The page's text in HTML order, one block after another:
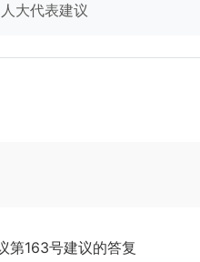
人大代表建议
第163号建议的答复